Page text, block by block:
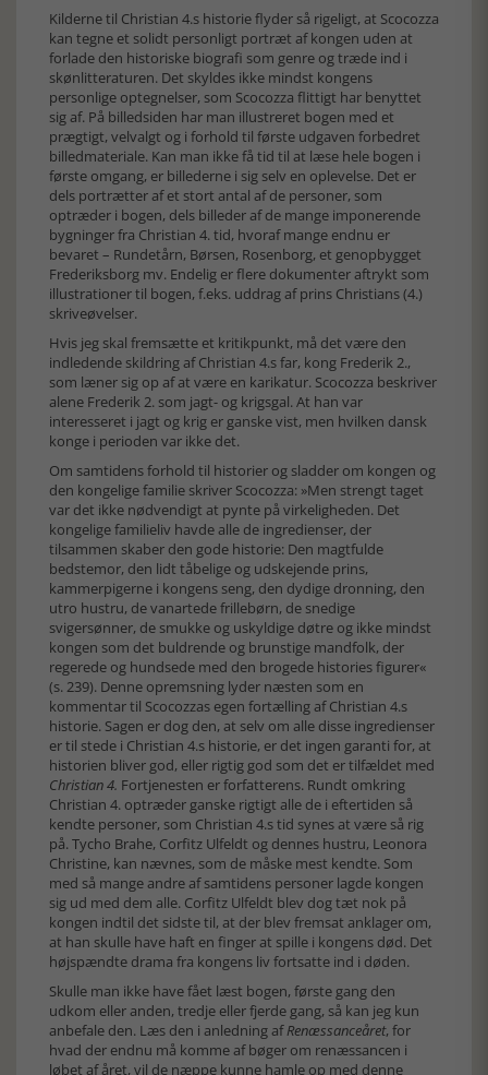
Kilderne til Christian 4.s historie flyder så rigeligt, at Scocozza
kan tegne et solidt personligt portræt af kongen uden at
forlade den historiske biografi som genre og træde ind i
skønlitteraturen. Det skyldes ikke mindst kongens
personlige optegnelser, som Scocozza flittigt har benyttet
sig af. På billedsiden har man illustreret bogen med et
prægtigt, velvalgt og i forhold til første udgaven forbedret
billedmateriale. Kan man ikke få tid til at læse hele bogen i
første omgang, er billederne i sig selv en oplevelse. Det er
dels portrætter af et stort antal af de personer, som
optræder i bogen, dels billeder af de mange imponerende
bygninger fra Christian 4. tid, hvoraf mange endnu er
bevaret – Rundetårn, Børsen, Rosenborg, et genopbygget
Frederiksborg mv. Endelig er flere dokumenter aftrykt som
illustrationer til bogen, f.eks. uddrag af prins Christians (4.)
skriveøvelser.
Hvis jeg skal fremsætte et kritikpunkt, må det være den
indledende skildring af Christian 4.s far, kong Frederik 2.,
som læner sig op af at være en karikatur. Scocozza beskriver
alene Frederik 2. som jagt- og krigsgal. At han var
interesseret i jagt og krig er ganske vist, men hvilken dansk
konge i perioden var ikke det.
Om samtidens forhold til historier og sladder om kongen og
den kongelige familie skriver Scocozza: »Men strengt taget
var det ikke nødvendigt at pynte på virkeligheden. Det
kongelige familieliv havde alle de ingredienser, der
tilsammen skaber den gode historie: Den magtfulde
bedstemor, den lidt tåbelige og udskejende prins,
kammerpigerne i kongens seng, den dydige dronning, den
utro hustru, de vanartede frillebørn, de snedige
svigersønner, de smukke og uskyldige døtre og ikke mindst
kongen som det buldrende og brunstige mandfolk, der
regerede og hundsede med den brogede histories figurer«
(s. 239). Denne opremsning lyder næsten som en
kommentar til Scocozzas egen fortælling af Christian 4.s
historie. Sagen er dog den, at selv om alle disse ingredienser
er til stede i Christian 4.s historie, er det ingen garanti for, at
historien bliver god, eller rigtig god som det er tilfældet med
Christian 4. Fortjenesten er forfatterens. Rundt omkring
Christian 4. optræder ganske rigtigt alle de i eftertiden så
kendte personer, som Christian 4.s tid synes at være så rig
på. Tycho Brahe, Corfitz Ulfeldt og dennes hustru, Leonora
Christine, kan nævnes, som de måske mest kendte. Som
med så mange andre af samtidens personer lagde kongen
sig ud med dem alle. Corfitz Ulfeldt blev dog tæt nok på
kongen indtil det sidste til, at der blev fremsat anklager om,
at han skulle have haft en finger at spille i kongens død. Det
højspændte drama fra kongens liv fortsatte ind i døden.
Skulle man ikke have fået læst bogen, første gang den
udkom eller anden, tredje eller fjerde gang, så kan jeg kun
anbefale den. Læs den i anledning afRenæssanceåret, for
hvad der endnu må komme af bøger om renæssancen i
løbet af året, vil de næppe kunne hamle op med denne